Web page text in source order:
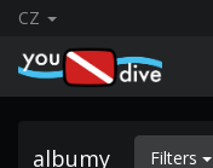
CZ
albumy Filters